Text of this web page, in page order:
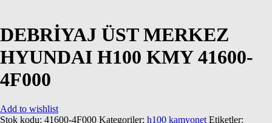
DEBRİYAJ ÜST MERKEZ
HYUNDAI H100 KMY 41600-
4F000
Add to wishlist
Stok kodu: 41600-4F000 Kategoriler: h100 kamyonet Etiketler: